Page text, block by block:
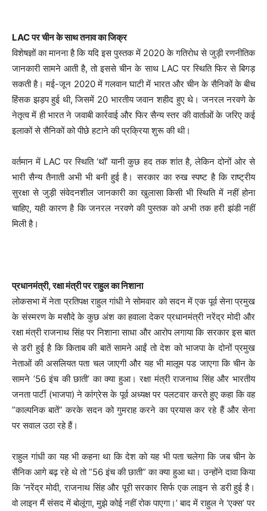
LAC पर चीन के साथ तनाव का जिक्र
विशेषज्ञों का मानना है कि यदि इस पुस्तक में 2020 के गतिरोध से जुड़ी रणनीतिक
जानकारी सामने आती है, तो इससे चीन के साथ LAC पर स्थिति फिर से बिगड़
सकती है। मई-जून 2020 में गलवान घाटी में भारत और चीन के सैनिकों के बीच
हिंसक झड़प हुई थी, जिसमें 20 भारतीय जवान शहीद हुए थे। जनरल नरवणे के
नेतृत्व में ही भारत ने जवाबी कार्रवाई और फिर सैन्य स्तर की वार्ताओं के जरिए कई
इलाकों से सैनिकों को पीछे हटाने की प्रक्रिया शुरू की थी।
वर्तमान में LAC पर स्थिति ‘थॉ’ यानी कुछ हद तक शांत है, लेकिन दोनों ओर से
भारी सैन्य तैनाती अभी भी बनी हुई है। सरकार का रुख स्पष्ट है कि राष्ट्रीय
सुरक्षा से जुड़ी संवेदनशील जानकारी का खुलासा किसी भी स्थिति में नहीं होना
चाहिए, यही कारण है कि जनरल नरवणे की पुस्तक को अभी तक हरी झंडी नहीं
मिली है।
प्रधानमंत्री, रक्षा मंत्री पर राहुल का निशाना
लोकसभा में नेता प्रतिपक्ष राहुल गांधी ने सोमवार को सदन में एक पूर्व सेना प्रमुख
के संस्मरण के मसौदे के कुछ अंश का हवाला देकर प्रधानमंत्री नरेंद्र मोदी और
रक्षा मंत्री राजनाथ सिंह पर निशाना साधा और आरोप लगाया कि सरकार इस बात
से डरी हुई है कि किताब की बातें सामने आईं तो देश को भाजपा के दोनों प्रमुख
नेताओं की असलियत पता चल जाएगी और यह भी मालूम पड जाएगा कि चीन के
सामने ’56 इंच की छाती’ का क्या हुआ। रक्षा मंत्री राजनाथ सिंह और भारतीय
जनता पार्टी (भाजपा) ने कांग्रेस के पूर्व अध्यक्ष पर पलटवार करते हुए कहा कि वह
”काल्पनिक बातें” करके सदन को गुमराह करने का प्रयास कर रहे हैं और सेना
पर सवाल उठा रहे हैं।
राहुल गांधी का यह भी कहना था कि देश को यह भी पता चलेगा कि जब चीन के
सैनिक आगे बढ़ रहे थे तो ”56 इंच की छाती” का क्या हुआ था। उन्होंने दावा किया
कि ‘नरेंद्र मोदी, राजनाथ सिंह और पूरी सरकार सिर्फ एक लाइन से डरी हुई है।
वो लाइन मैं संसद में बोलूंगा, मुझे कोई नहीं रोक पाएगा।’ बाद में राहुल ने ‘एक्स’ पर